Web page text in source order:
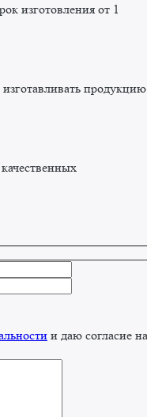
изготовления от 1
продукцию
и даю согласие на